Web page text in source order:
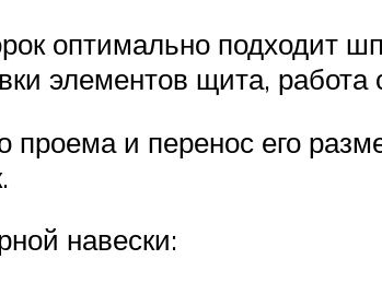
оптимально подходит
элементов щита,
и перенос его
навески: